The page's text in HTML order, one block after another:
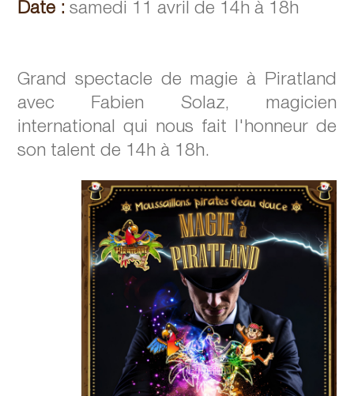
Date : samedi 11 avril de 14h à 18h
Grand spectacle de magie à Piratland
avec Fabien Solaz, magicien
international qui nous fait l'honneur de
son talent de 14h à 18h.